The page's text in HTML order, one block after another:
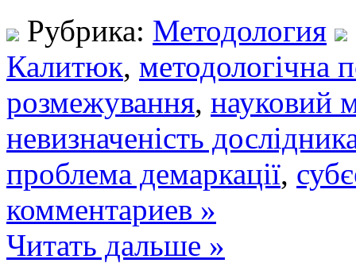
Рубрика: Методология
Калитюк, методологічна
розмежування, науковий
невизначеність
проблема демаркації,
комментариев »
Читать дальше »